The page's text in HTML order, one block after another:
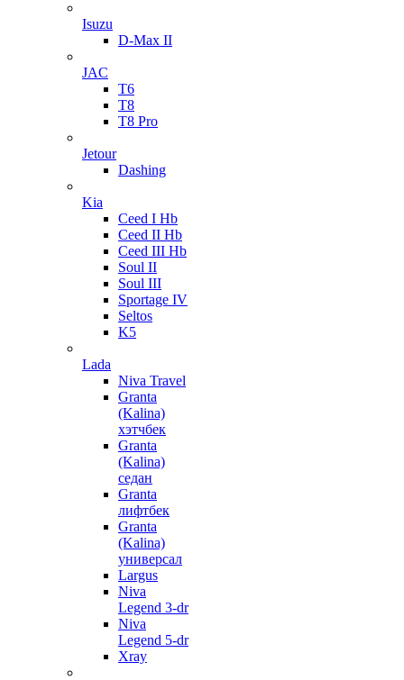
Isuzu
D-Max II
JAC
T6
T8
T8 Pro
Jetour
Dashing
Kia
Ceed I Hb
Ceed II Hb
Ceed III Hb
Soul II
Soul III
Sportage IV
Seltos
K5
Lada
Niva Travel
Granta
(Kalina)
хэтчбек
Granta
(Kalina)
седан
Granta
лифтбек
Granta
(Kalina)
универсал
Largus
Niva
Legend 3-dr
Niva
Legend 5-dr
Xray